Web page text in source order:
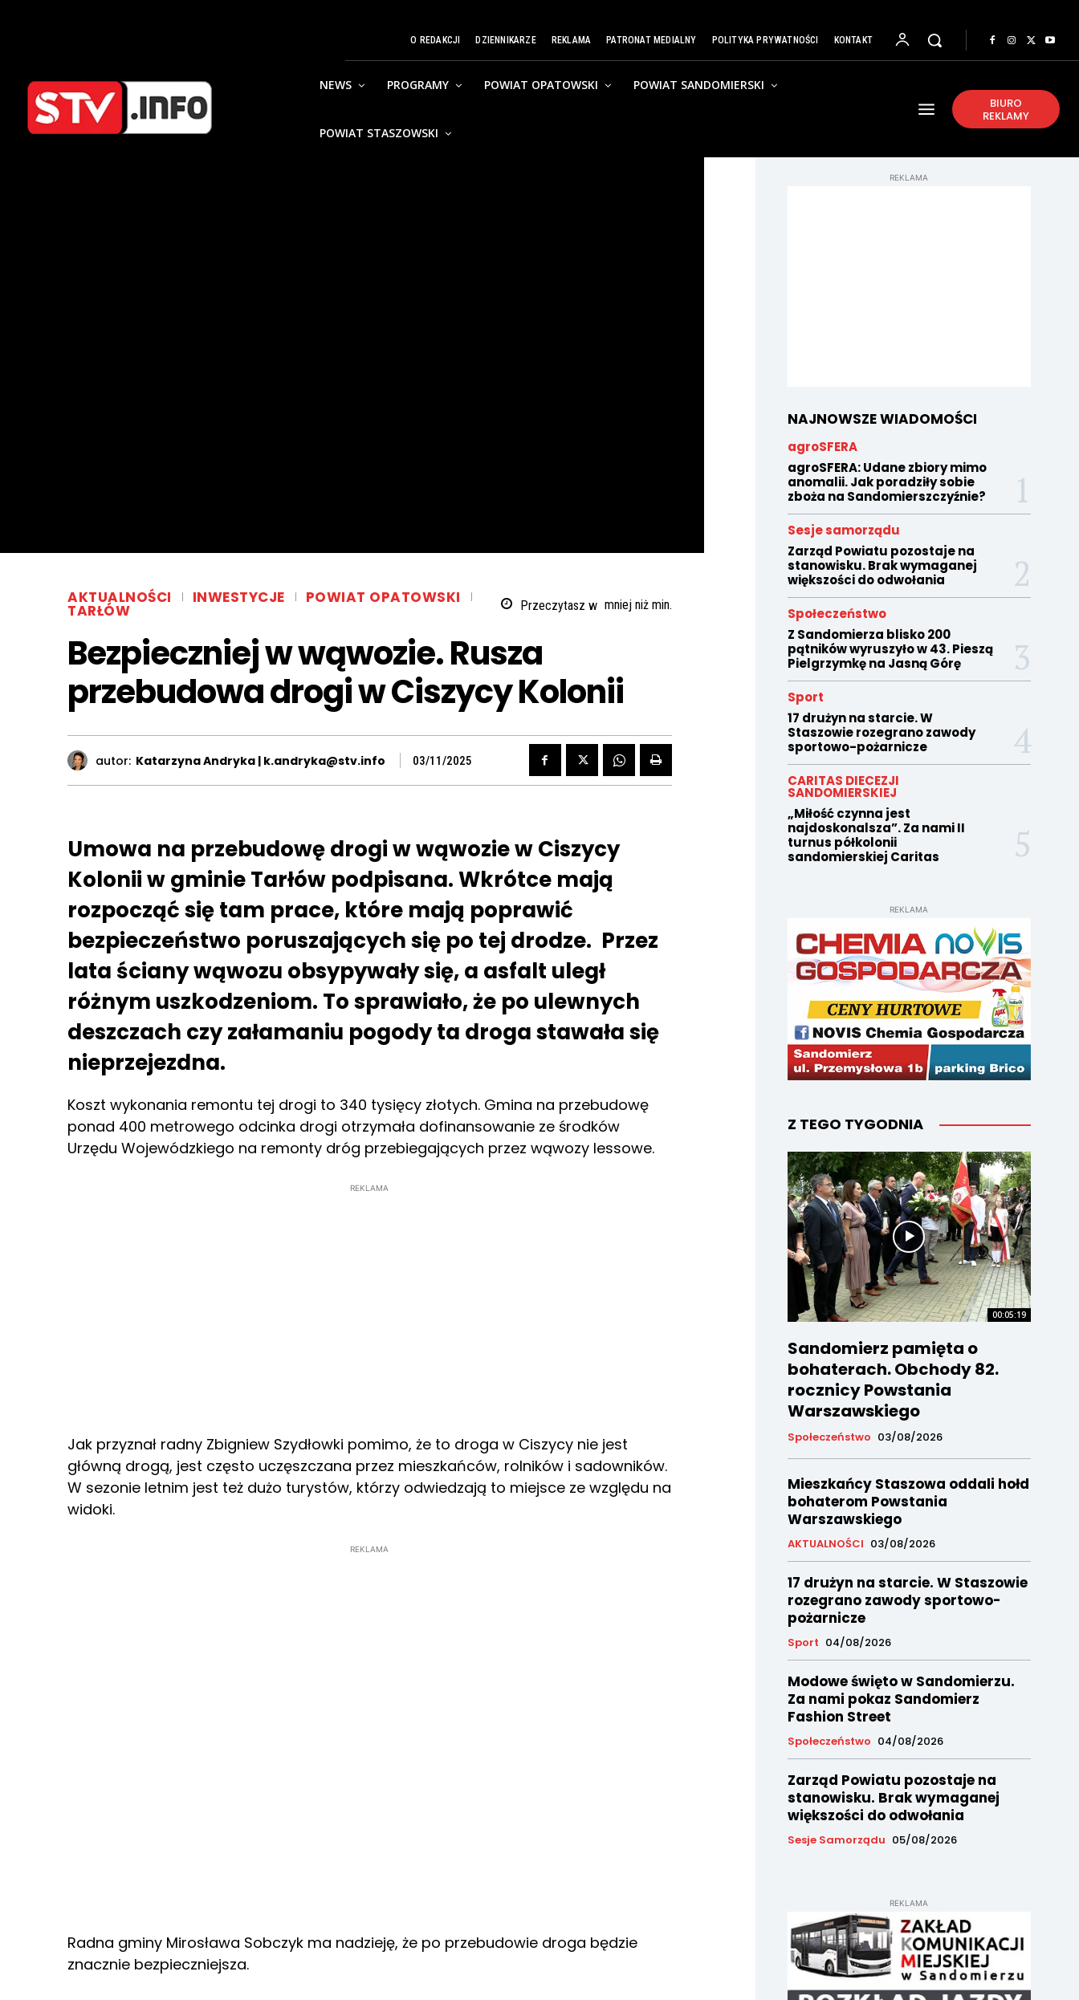
O REDAKCJI DZIENNIKARZE REKLAMA PATRONAT MEDIALNY POLITYKA PRYWATNOŚCI KONTAKT
NEWS PROGRAMY POWIAT OPATOWSKI POWIAT SANDOMIERSKI
POWIAT STASZOWSKI
BIURO
REKLAMY
AKTUALNOŚCI INWESTYCJE POWIAT OPATOWSKI
TARŁÓW Przeczytasz w mniej niżmin.
Bezpieczniej w wąwozie. Rusza
przebudowa drogi w Ciszycy Kolonii
autor: Katarzyna Andryka | k.andryka@stv.info 03/11/2025
Umowa na przebudowę drogi w wąwozie w Ciszycy
Kolonii w gminie Tarłów podpisana. Wkrótce mają
rozpocząć się tam prace, które mają poprawić
bezpieczeństwo poruszających się po tej drodze. Przez
lata ściany wąwozu obsypywały się, a asfalt uległ
różnym uszkodzeniom. To sprawiało, że po ulewnych
deszczach czy załamaniu pogody ta droga stawała się
nieprzejezdna.
Koszt wykonania remontu tej drogi to 340 tysięcy złotych. Gmina na przebudowę
ponad 400 metrowego odcinka drogi otrzymała dofinansowanie ze środków
Urzędu Wojewódzkiego na remonty dróg przebiegających przez wąwozy lessowe.
REKLAMA
Jak przyznał radny Zbigniew Szydłowki pomimo, że to droga w Ciszycy nie jest
główną drogą, jest często uczęszczana przez mieszkańców, rolników i sadowników.
W sezonie letnim jest też dużo turystów, którzy odwiedzają to miejsce ze względu na
widoki.
REKLAMA
Radna gminy Mirosława Sobczyk ma nadzieję, że po przebudowie droga będzie
znacznie bezpieczniejsza.
REKLAMA
NAJNOWSZE WIADOMOŚCI
agroSFERA
agroSFERA: Udane zbiory mimo
anomalii. Jak poradziły sobie
zboża na Sandomierszczyźnie?
Sesje samorządu
Zarząd Powiatu pozostaje na
stanowisku. Brak wymaganej
większości do odwołania
Społeczeństwo
Z Sandomierza blisko 200
pątników wyruszyło w 43. Pieszą
Pielgrzymkę na Jasną Górę
Sport
17 drużyn na starcie. W
Staszowie rozegrano zawody
sportowo-pożarnicze
CARITAS DIECEZJI
SANDOMIERSKIEJ
„Miłość czynna jest
najdoskonalsza”. Za nami II
turnus półkolonii
sandomierskiej Caritas
REKLAMA
Z TEGO TYGODNIA
00:05:19
Sandomierz pamięta o
bohaterach. Obchody 82.
rocznicy Powstania
Warszawskiego
Społeczeństwo 03/08/2026
Mieszkańcy Staszowa oddali hołd
bohaterom Powstania
Warszawskiego
AKTUALNOŚCI 03/08/2026
17 drużyn na starcie. W Staszowie
rozegrano zawody sportowo-
pożarnicze
Sport 04/08/2026
Modowe święto w Sandomierzu.
Za nami pokaz Sandomierz
Fashion Street
Społeczeństwo 04/08/2026
Zarząd Powiatu pozostaje na
stanowisku. Brak wymaganej
większości do odwołania
Sesje Samorządu 05/08/2026
REKLAMA